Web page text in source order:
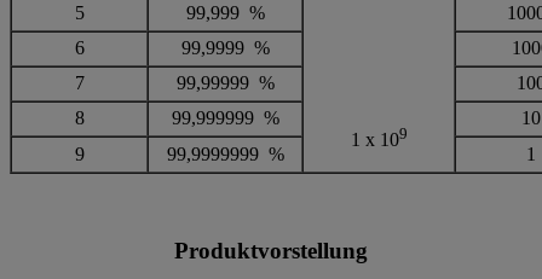
1 x 109
5
99,999 %
6
99,9999 %
7
99,99999 %
8
99,999999 %
10
9
99,9999999 % 1
Produktvorstellung